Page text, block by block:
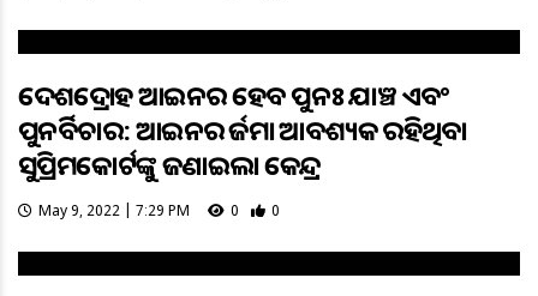
ଦେଶଦ୍ରୋହ ଆଇନର ହେବ ପୁନଃ ଯାଞ୍ଚ ଏବଂ
ପୁନର୍ବିଚାର: ଆଇନର ତର୍ଜମା ଆବଶ୍ୟକ ରହିଥିବା
ସୁପ୍ରିମକୋର୍ଟଙ୍କୁ ଜଣାଇଲା କେନ୍ଦ୍ର
May 9, 2022 | 7:29 PM 0 0